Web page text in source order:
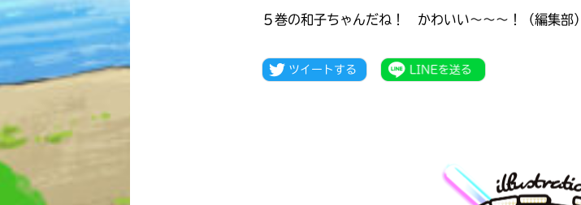
ギャラリー
５巻の和子ちゃんだね！ かわいい～～～！（編集部）